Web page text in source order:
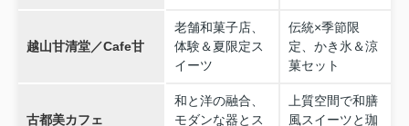
越山甘清堂／Cafe甘
老舗和菓子店、
体験＆夏限定ス
イーツ
伝統×季節限
定、かき氷＆涼
菓セット
古都美カフェ
和と洋の融合、
モダンな器とス
上質空間で和膳
風スイーツと珈